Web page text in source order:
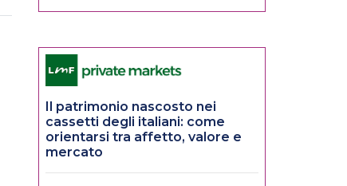
Il patrimonio nascosto nei
cassetti degli italiani: come
orientarsi tra affetto, valore e
mercato